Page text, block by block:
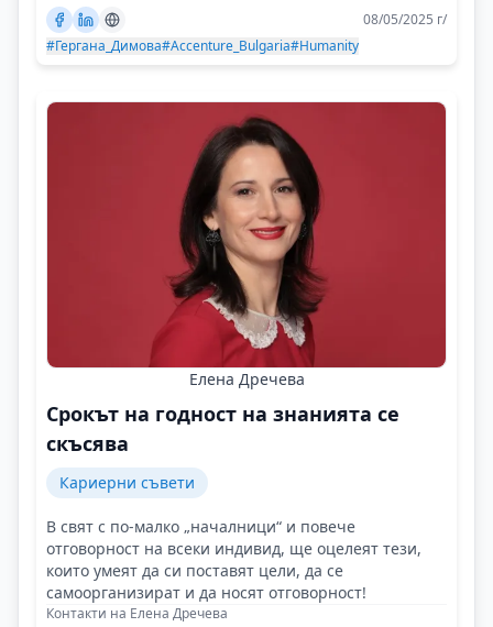
08/05/2025 г/
#Гергана_Димова#Accenture_Bulgaria#Humanity
Елена Дречева
Срокът на годност на знанията се
скъсява
Кариерни съвети
В свят с по-малко „началници“ и повече
отговорност на всеки индивид, ще оцелеят тези,
които умеят да си поставят цели, да се
самоорганизират и да носят отговорност!
Контакти на Елена Дречева